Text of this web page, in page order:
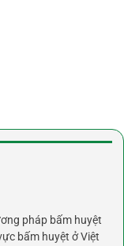
pháp bấm huyệt
bấm huyệt ở Việt